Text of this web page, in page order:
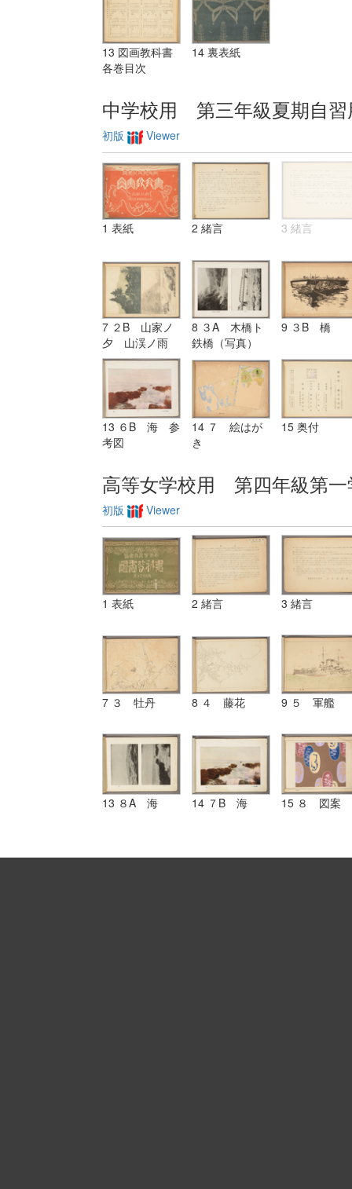
13 図画教科書
各巻目次
14 裏表紙
中学校用 第三年級夏期自習
初版 Viewer
1 表紙 2 緒言 3 緒言
7 ２B 山家ノ
夕 山渓ノ雨
8 ３A 木橋ト
鉄橋（写真）
9 ３B 橋
13 ６B 海 参
考図
14 ７ 絵はが
き
15 奥付
高等女学校用 第四年級第一
初版 Viewer
1 表紙 2 緒言 3 緒言
7 ３ 牡丹 8 ４ 藤花 9 ５ 軍艦
13 ８A 海 14 ７B 海 15 ８ 図案